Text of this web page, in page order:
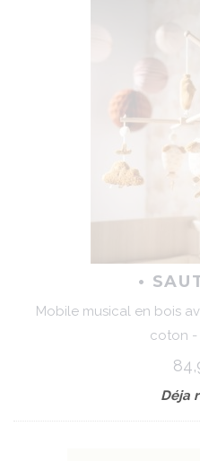
•
Mobile musical en bois
coton -
Déja